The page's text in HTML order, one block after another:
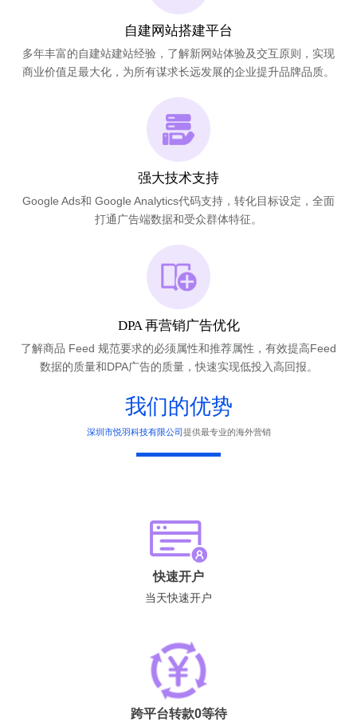
自建网站搭建平台
多年丰富的自建站建站经验，了解新网站体验及交互原则，实现
商业价值足最大化，为所有谋求长远发展的企业提升品牌品质。
强大技术支持
Google Ads和 Google Analytics代码支持，转化目标设定，全面
打通广告端数据和受众群体特征。
DPA 再营销广告优化
了解商品 Feed 规范要求的必须属性和推荐属性，有效提高Feed
数据的质量和DPA广告的质量，快速实现低投入高回报。
我们的优势
深圳市悦羽科技有限公司提供最专业的海外营销
快速开户
当天快速开户
跨平台转款0等待